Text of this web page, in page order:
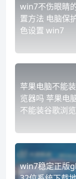
win7不伤眼睛
置方法 电脑保
色设置 win7
苹果电脑不能
览器吗 苹果电
不能装谷歌浏
win7稳定正版